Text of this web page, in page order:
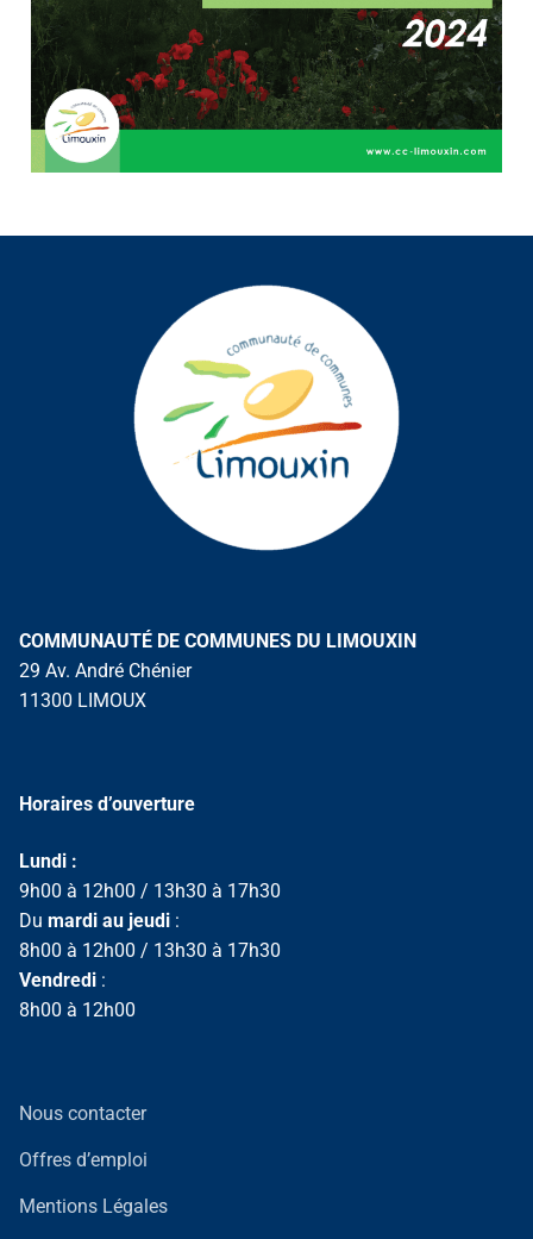
COMMUNAUTÉ DE COMMUNES DU LIMOUXIN
29 Av. André Chénier
11300 LIMOUX
Horaires d’ouverture
Lundi :
9h00 à 12h00 / 13h30 à 17h30
Du mardi au jeudi :
8h00 à 12h00 / 13h30 à 17h30
Vendredi :
8h00 à 12h00
Nous contacter
Offres d’emploi
Mentions Légales